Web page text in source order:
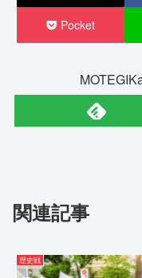
Pocket
関連記事
歴史戦